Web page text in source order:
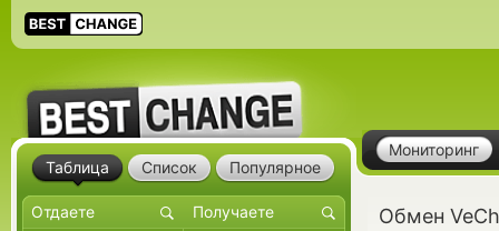
Мониторинг
Обмен
Таблица Список Популярное